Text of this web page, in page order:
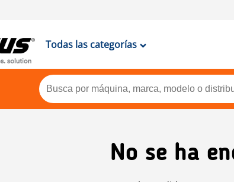
Todas las categorías
No se ha